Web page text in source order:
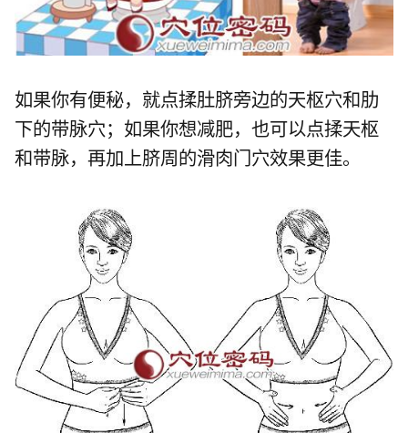
如果你有便秘，就点揉肚脐旁边的天枢穴和肋
下的带脉穴；如果你想减肥，也可以点揉天枢
和带脉，再加上脐周的滑肉门穴效果更佳。